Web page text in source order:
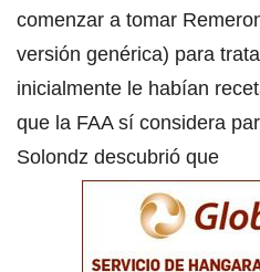
comenzar a tomar
versión genérica) para
inicialmente le habían
que la FAA sí considera
Solondz descubrió que